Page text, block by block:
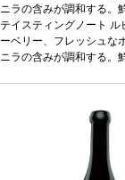
ニラの含みが調和する。
クベリーコンポートやド
で凝縮した味わいが続き
華する。葡萄品種グル
テイスティングノート ル
ーベリー、フレッシュな
ニラの含みが調和する。
グル
切れの場合、在庫があり
ます、ご了承ください。